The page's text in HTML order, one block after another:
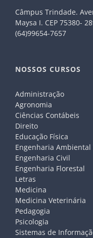
Câmpus Trindade.
Maysa I. CEP 75380-
(64)99654-7657
NOSSOS CURSOS
Administração
Agronomia
Ciências Contábeis
Direito
Educação Física
Engenharia Ambiental
Engenharia Civil
Engenharia Florestal
Letras
Medicina
Medicina Veterinária
Pedagogia
Psicologia
Sistemas de